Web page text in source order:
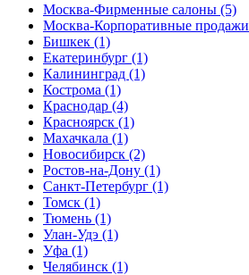
Москва-Фирменные салоны (5)
Москва-Корпоративные продажи
Бишкек (1)
Екатеринбург (1)
Калининград (1)
Кострома (1)
Краснодар (4)
Красноярск (1)
Махачкала (1)
Новосибирск (2)
Ростов-на-Дону (1)
Санкт-Петербург (1)
Томск (1)
Тюмень (1)
Улан-Удэ (1)
Уфа (1)
Челябинск (1)